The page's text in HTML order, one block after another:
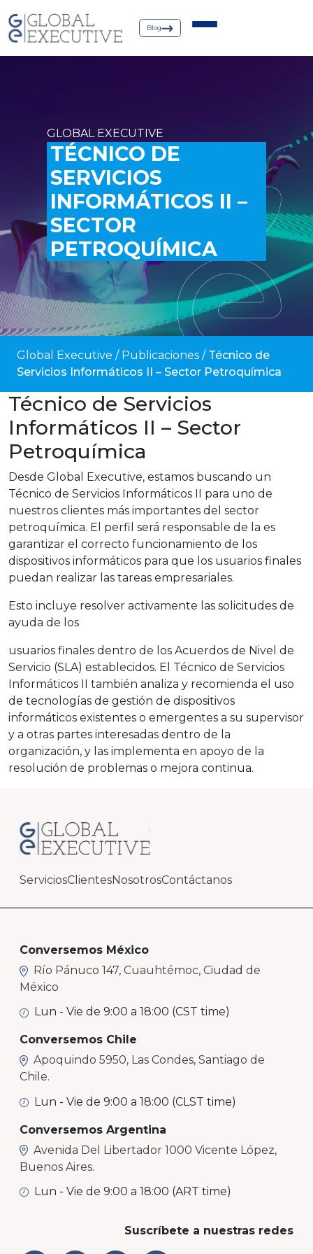
Blog
GLOBAL EXECUTIVE
TÉCNICO DE
SERVICIOS
INFORMÁTICOS II –
SECTOR
PETROQUÍMICA
Global Executive / Publicaciones / Técnico de
Servicios Informáticos II – Sector Petroquímica
Técnico de Servicios
Informáticos II – Sector
Petroquímica
Desde Global Executive, estamos buscando un
Técnico de Servicios Informáticos II para uno de
nuestros clientes más importantes del sector
petroquímica. El perfil será responsable de la es
garantizar el correcto funcionamiento de los
dispositivos informáticos para que los usuarios finales
puedan realizar las tareas empresariales.
Esto incluye resolver activamente las solicitudes de
ayuda de los
usuarios finales dentro de los Acuerdos de Nivel de
Servicio (SLA) establecidos. El Técnico de Servicios
Informáticos II también analiza y recomienda el uso
de tecnologías de gestión de dispositivos
informáticos existentes o emergentes a su supervisor
y a otras partes interesadas dentro de la
organización, y las implementa en apoyo de la
resolución de problemas o mejora continua.
ServiciosClientesNosotrosContáctanos
Conversemos México
Río Pánuco 147, Cuauhtémoc, Ciudad de
México
Lun - Vie de 9:00 a 18:00 (CST time)
Conversemos Chile
Apoquindo 5950, Las Condes, Santiago de
Chile.
Lun - Vie de 9:00 a 18:00 (CLST time)
Conversemos Argentina
Avenida Del Libertador 1000 Vicente López,
Buenos Aires.
Lun - Vie de 9:00 a 18:00 (ART time)
Suscríbete a nuestras redes